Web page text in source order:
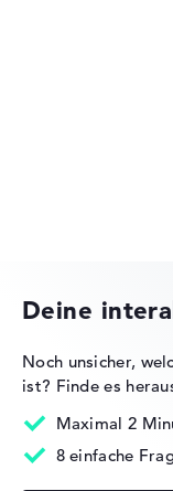
Deine
Noch unsicher,
ist? Finde es
Maximal 2
8 einfache